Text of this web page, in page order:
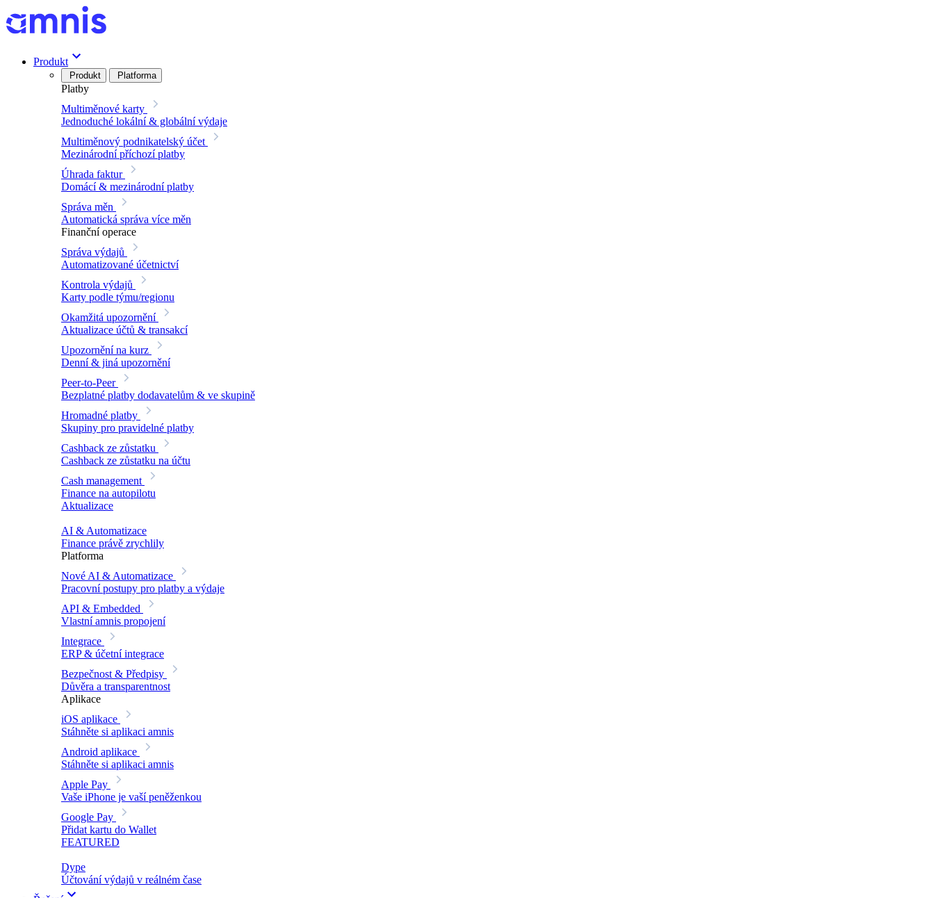
Produkt
Produkt Platforma
Platby
Multiměnové karty
Jednoduché lokální & globální výdaje
Multiměnový podnikatelský účet
Mezinárodní příchozí platby
Úhrada faktur
Domácí & mezinárodní platby
Správa měn
Automatická správa více měn
Finanční operace
Správa výdajů
Automatizované účetnictví
Kontrola výdajů
Karty podle týmu/regionu
Okamžitá upozornění
Aktualizace účtů & transakcí
Upozornění na kurz
Denní & jiná upozornění
Peer-to-Peer
Bezplatné platby dodavatelům & ve skupině
Hromadné platby
Skupiny pro pravidelné platby
Cashback ze zůstatku
Cashback ze zůstatku na účtu
Cash management
Finance na autopilotu
Aktualizace
AI & Automatizace
Finance právě zrychlily
Platforma
Nové AI & Automatizace
Pracovní postupy pro platby a výdaje
API & Embedded
Vlastní amnis propojení
Integrace
ERP & účetní integrace
Bezpečnost & Předpisy
Důvěra a transparentnost
Aplikace
iOS aplikace
Stáhněte si aplikaci amnis
Android aplikace
Stáhněte si aplikaci amnis
Apple Pay
Vaše iPhone je vaší peněženkou
Google Pay
Přidat kartu do Wallet
FEATURED
Dype
Účtování výdajů v reálném čase